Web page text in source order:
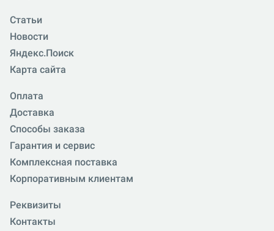
Статьи
Новости
Яндекс.Поиск
Карта сайта
Оплата
Доставка
Способы заказа
Гарантия и сервис
Комплексная поставка
Корпоративным клиентам
Реквизиты
Контакты